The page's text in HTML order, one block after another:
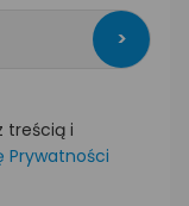
>
treścią i
Prywatności